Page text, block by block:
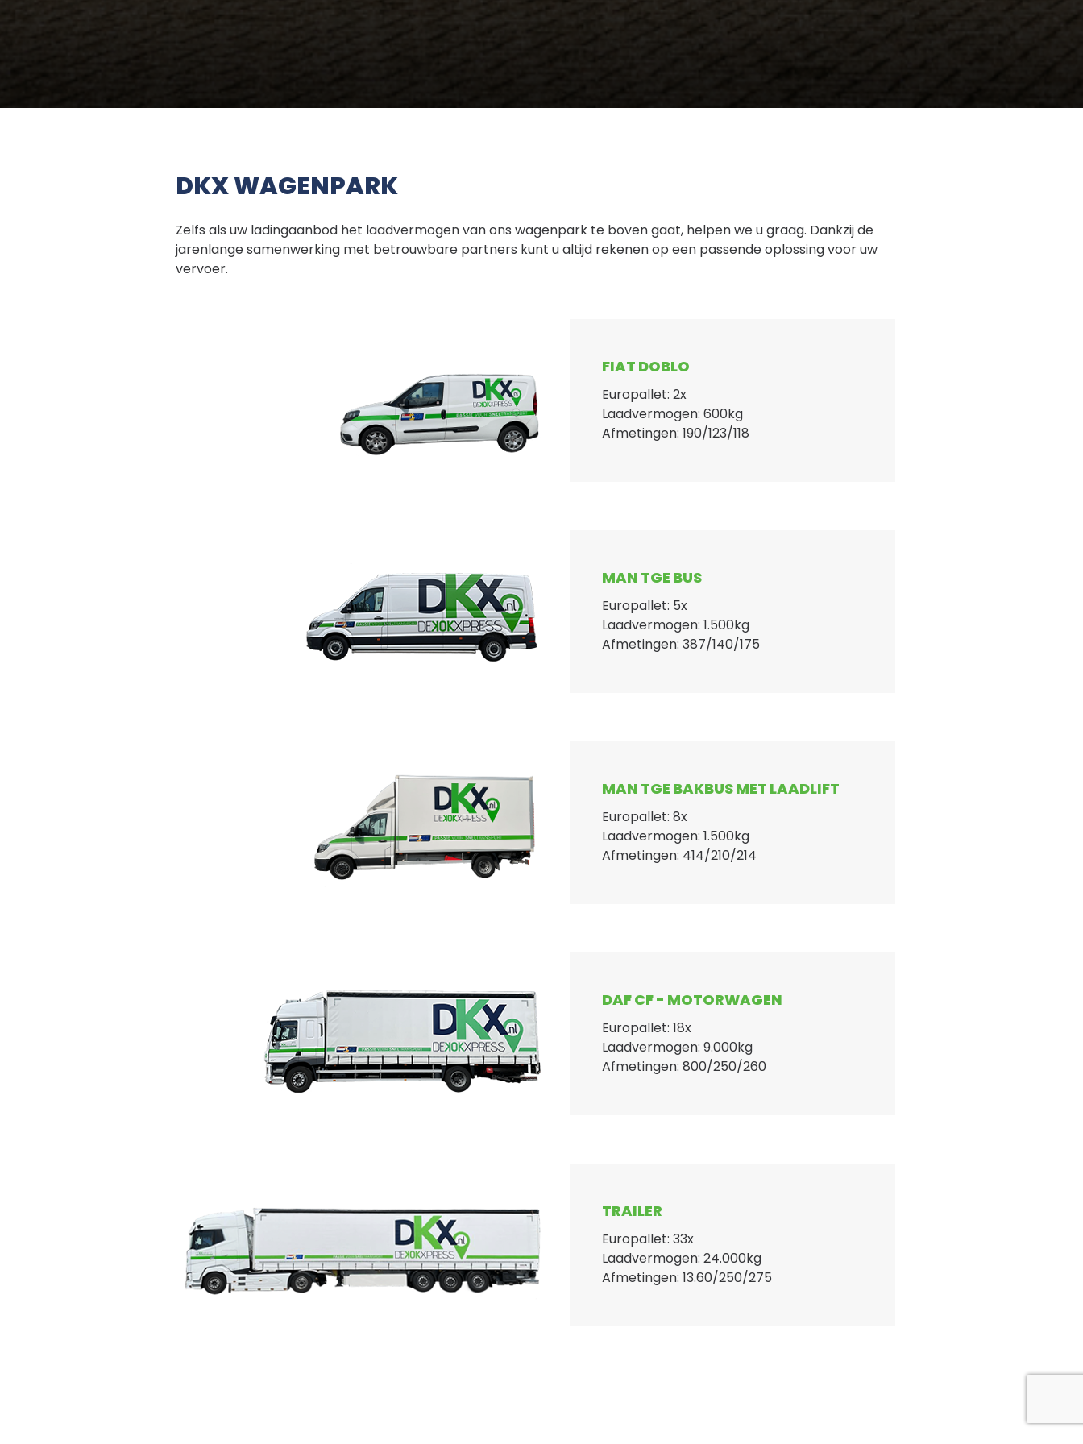
DKX WAGENPARK
Zelfs als uw ladingaanbod het laadvermogen van ons wagenpark te boven gaat, helpen we u graag. Dankzij de
jarenlange samenwerking met betrouwbare partners kunt u altijd rekenen op een passende oplossing voor uw
vervoer.
FIAT DOBLO
Europallet: 2x
Laadvermogen: 600kg
Afmetingen: 190/123/118
MAN TGE BUS
Europallet: 5x
Laadvermogen: 1.500kg
Afmetingen: 387/140/175
MAN TGE BAKBUS MET LAADLIFT
Europallet: 8x
Laadvermogen: 1.500kg
Afmetingen: 414/210/214
DAF CF - MOTORWAGEN
Europallet: 18x
Laadvermogen: 9.000kg
Afmetingen: 800/250/260
TRAILER
Europallet: 33x
Laadvermogen: 24.000kg
Afmetingen: 13.60/250/275